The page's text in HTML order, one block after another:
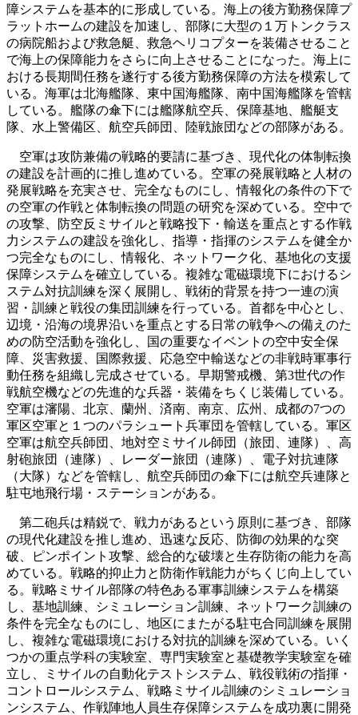
障システムを基本的に形成している。海上の後方勤務保障プ
ラットホームの建設を加速し、部隊に大型の１万トンクラス
の病院船および救急艇、救急ヘリコプターを装備させること
で海上の保障能力をさらに向上させることになった。海上に
おける長期間任務を遂行する後方勤務保障の方法を模索して
いる。海軍は北海艦隊、東中国海艦隊、南中国海艦隊を管轄
している。艦隊の傘下には艦隊航空兵、保障基地、艦艇支
隊、水上警備区、航空兵師団、陸戦旅団などの部隊がある。
空軍は攻防兼備の戦略的要請に基づき、現代化の体制転換
の建設を計画的に推し進めている。空軍の発展戦略と人材の
発展戦略を充実させ、完全なものにし、情報化の条件の下で
の空軍の作戦と体制転換の問題の研究を深めている。空中で
の攻撃、防空反ミサイルと戦略投下・輸送を重点とする作戦
力システムの建設を強化し、指導・指揮のシステムを健全か
つ完全なものにし、情報化、ネットワーク化、基地化の支援
保障システムを確立している。複雑な電磁環境下におけるシ
ステム対抗訓練を深く展開し、戦術的背景を持つ一連の演
習・訓練と戦役の集団訓練を行っている。首都を中心とし、
辺境・沿海の境界沿いを重点とする日常の戦争への備えのた
めの防空活動を強化し、国の重要なイベントの空中安全保
障、災害救援、国際救援、応急空中輸送などの非戦時軍事行
動任務を組織し完成させている。早期警戒機、第3世代の作
戦航空機などの先進的な兵器・装備をちくじ装備している。
空軍は瀋陽、北京、蘭州、済南、南京、広州、成都の7つの
軍区空軍と１つのパラシュート兵軍団を管轄している。軍区
空軍は航空兵師団、地対空ミサイル師団（旅団、連隊）、高
射砲旅団（連隊）、レーダー旅団（連隊）、電子対抗連隊
（大隊）などを管轄し、航空兵師団の傘下には航空兵連隊と
駐屯地飛行場・ステーションがある。
第二砲兵は精鋭で、戦力があるという原則に基づき、部隊
の現代化建設を推し進め、迅速な反応、防御の効果的な突
破、ピンポイント攻撃、総合的な破壊と生存防衛の能力を高
めている。戦略的抑止力と防衛作戦能力がちくじ向上してい
る。戦略ミサイル部隊の特色ある軍事訓練システムを構築
し、基地訓練、シミュレーション訓練、ネットワーク訓練の
条件を完全なものにし、地区にまたがる駐屯合同訓練を展開
し、複雑な電磁環境における対抗的訓練を深めている。いく
つかの重点学科の実験室、専門実験室と基礎教学実験室を確
立し、ミサイルの自動化テストシステム、戦役戦術の指揮・
コントロールシステム、戦略ミサイル訓練のシミュレーショ
ンシステム、作戦陣地人員生存保障システムを成功裏に開発